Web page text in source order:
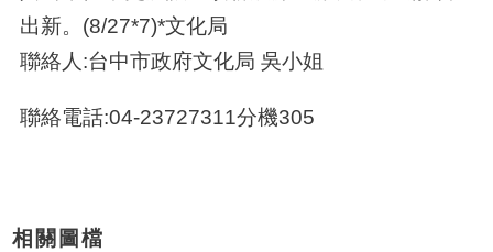
出新。(8/27*7)*文化局
聯絡人:台中市政府文化局 吳小姐
聯絡電話:04-23727311分機305
相關圖檔